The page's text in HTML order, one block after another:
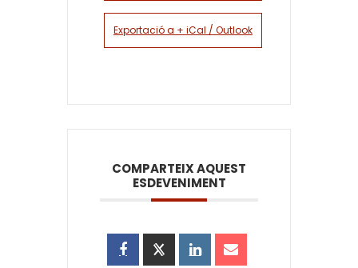
Exportació a + iCal / Outlook
COMPARTEIX AQUEST
ESDEVENIMENT